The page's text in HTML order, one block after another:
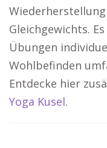
Gleichgewichts.
Übungen
Wohlbefinden
Entdecke hier
Yoga Kusel.